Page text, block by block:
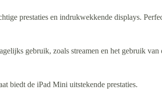
prestaties en indrukwekkende displays.
gebruik, zoals streamen en het gebruik van
biedt de iPad Mini uitstekende prestaties.